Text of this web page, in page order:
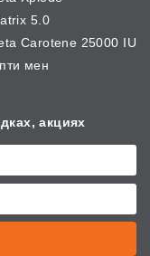
5.0
Carotene 25000 IU
мен
акциях